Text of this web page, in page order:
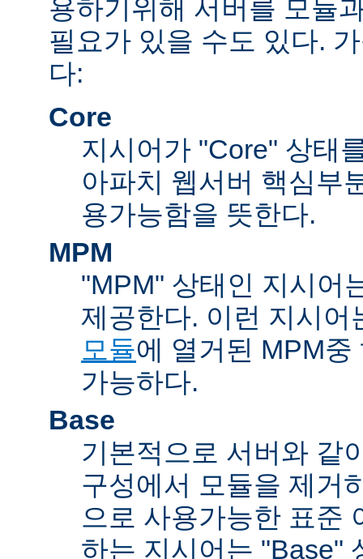
용하기위해 서버를 모듈
필요가 있을 수도 있다.
다:
Core
지시어가 "Core" 상태
아파치 웹서버 핵심부
용가능함을 뜻한다.
MPM
"MPM" 상태인 지시어
제공한다. 이런 지시어
모듈에 열거된 MPM
가능하다.
Base
기본적으로 서버와 같
구성에서 모듈을 제거
으로 사용가능한 표준
하는 지시어는 "Base"